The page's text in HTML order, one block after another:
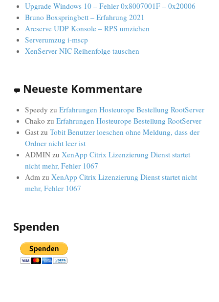
Upgrade Windows 10 – Fehler 0x8007001F – 0x20006
Bruno Boxspringbett – Erfahrung 2021
Arcserve UDP Konsole – RPS umziehen
Serverumzug i-mscp
XenServer NIC Reihenfolge tauschen
Neueste Kommentare
Speedy zu Erfahrungen Hosteurope Bestellung RootServer
Chakozu Erfahrungen Hosteurope Bestellung RootServer
Gastzu Tobit Benutzer loeschen ohne Meldung, dass der
Ordner nicht leer ist
ADMINzu XenApp Citrix Lizenzierung Dienst startet
nicht mehr, Fehler 1067
Admzu XenApp Citrix Lizenzierung Dienst startet nicht
mehr, Fehler 1067
Spenden